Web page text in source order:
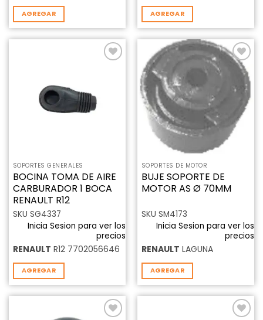
AGREGAR AGREGAR
deseos
SOPORTES GENERALES
BOCINA TOMA DE AIRE
CARBURADOR 1 BOCA
RENAULT R12
SKU SG4337
Inicia Sesion para ver los
precios
RENAULT R12 7702056646
AGREGAR
Añadir
lista de
deseos
SOPORTES DE MOTOR
BUJE SOPORTE DE
MOTOR AS Ø 70MM
SKU SM4173
Inicia Sesion para ver los
precios
RENAULT LAGUNA
AGREGAR